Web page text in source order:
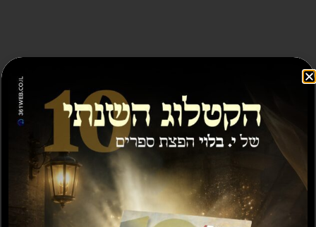
ספרים נוספים שיעניינו אותך...
מבצע